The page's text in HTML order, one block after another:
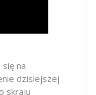
na
dzisiejszej
skraju